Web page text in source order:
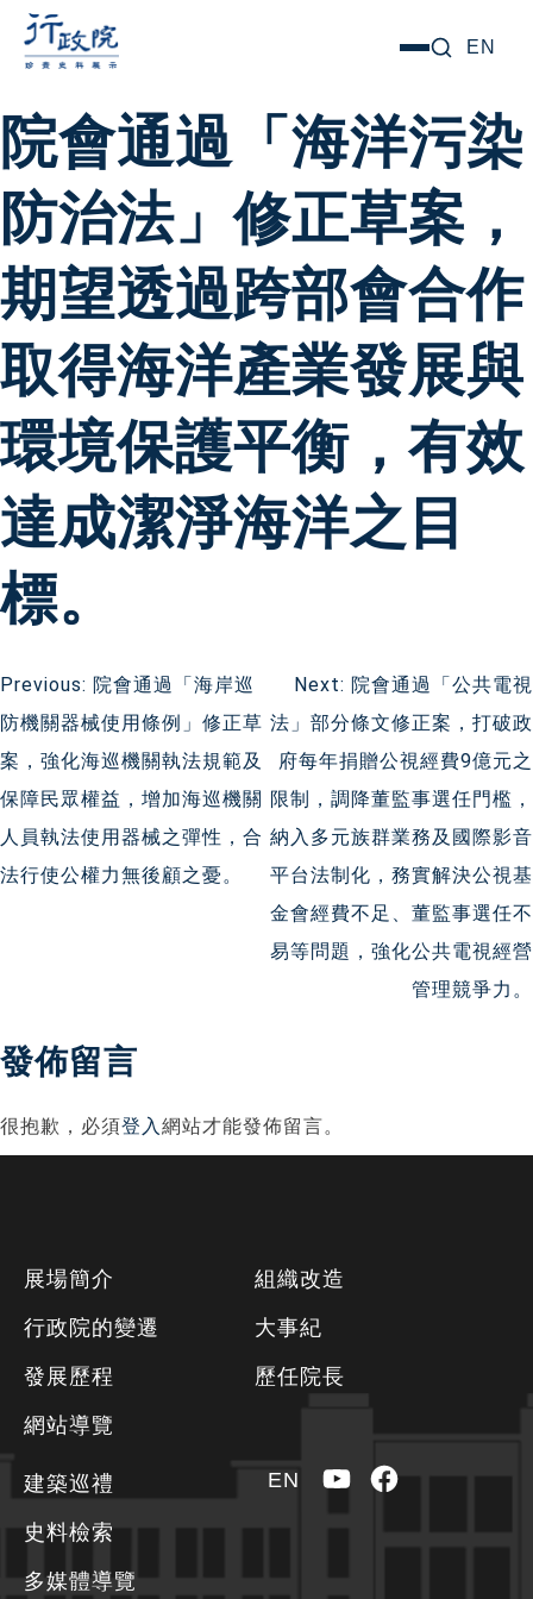
要
內
容
選
EN
院會通過「海洋污染
防治法」修正草案，
期望透過跨部會合作
取得海洋產業發展與
環境保護平衡，有效
達成潔淨海洋之目
標。
文
章
導
覽
Previous: 院會通過「海岸巡
防機關器械使用條例」修正草
案，強化海巡機關執法規範及
保障民眾權益，增加海巡機關
人員執法使用器械之彈性，合
法行使公權力無後顧之憂。
Next: 院會通過「公共電視
法」部分條文修正案，打破政
府每年捐贈公視經費9億元之
限制，調降董監事選任門檻，
納入多元族群業務及國際影音
平台法制化，務實解決公視基
金會經費不足、董監事選任不
易等問題，強化公共電視經營
管理競爭力。
發佈留言
很抱歉，必須登入網站才能發佈留言。
展場簡介
行政院的變遷
發展歷程
網站導覽
組織改造
大事紀
歷任院長
建築巡禮
史料檢索
多媒體導覽
EN YouTubeFacebook